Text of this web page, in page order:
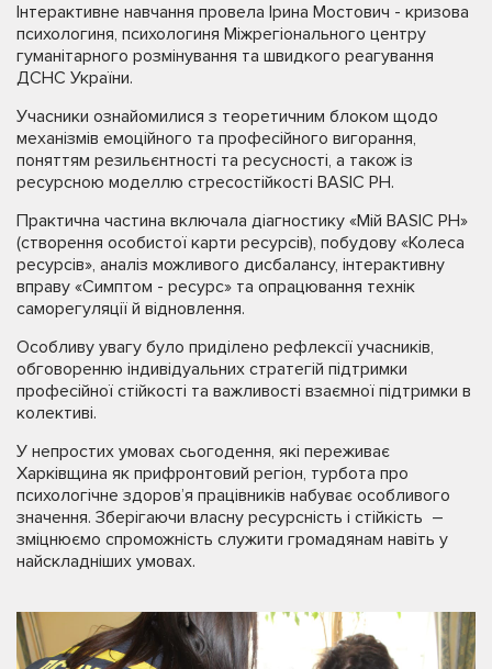
Інтерактивне навчання провела Ірина Мостович - кризова
психологиня, психологиня Міжрегіонального центру
гуманітарного розмінування та швидкого реагування
ДСНС України.
Учасники ознайомилися з теоретичним блоком щодо
механізмів емоційного та професійного вигорання,
поняттям резильєнтності та ресусності, а також із
ресурсною моделлю стресостійкості BASIC PH.
Практична частина включала діагностику «Мій BASIC PH»
(створення особистої карти ресурсів), побудову «Колеса
ресурсів», аналіз можливого дисбалансу, інтерактивну
вправу «Симптом - ресурс» та опрацювання технік
саморегуляції й відновлення.
Особливу увагу було приділено рефлексії учасників,
обговоренню індивідуальних стратегій підтримки
професійної стійкості та важливості взаємної підтримки в
колективі.
У непростих умовах сьогодення, які переживає
Харківщина як прифронтовий регіон, турбота про
психологічне здоров’я працівників набуває особливого
значення. Зберігаючи власну ресурсність і стійкість –
зміцнюємо спроможність служити громадянам навіть у
найскладніших умовах.